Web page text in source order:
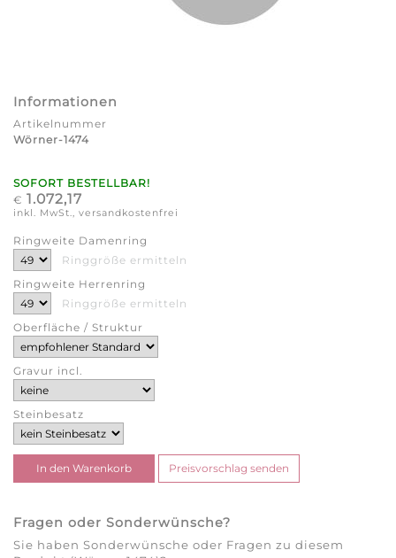
Informationen
Artikelnummer
Wörner-1474
SOFORT BESTELLBAR!
€ 1.072,17
inkl. MwSt., versandkostenfrei
Ringweite Damenring
Ringgröße ermitteln
Ringweite Herrenring
Ringgröße ermitteln
Oberfläche / Struktur
Gravur incl.
Steinbesatz
Fragen oder Sonderwünsche?
Sie haben Sonderwünsche oder Fragen zu diesem